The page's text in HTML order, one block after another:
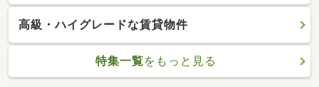
高級・ハイグレードな賃貸物件
特集一覧をもっと見る